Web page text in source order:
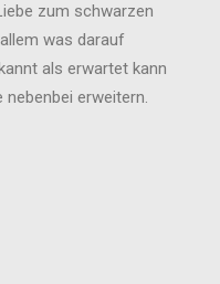
zum schwarzen
was darauf
als erwartet kann
nebenbei erweitern.